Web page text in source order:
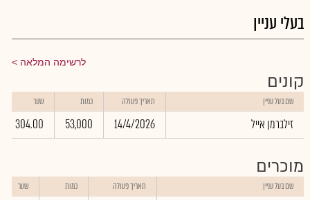
בעלי עניין
לרשימה המלאה
קונים
שם בעל עניין תאריך פעולה כמות שער
זילברמן אייל 14/4/2026
53,000
304.00
מוכרים
שם בעל עניין תאריך פעולה כמות שער